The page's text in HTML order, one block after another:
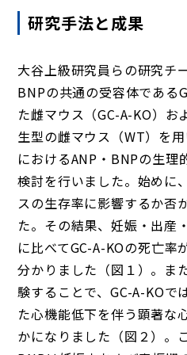
研究手法と成果
大谷上級研究員らの研究チ
BNPの共通の受容体である
た雌マウス（GC-A-KO）お
生型の雌マウス（WT）を
におけるANP・BNPの生理
検討を行いました。始めに
スの生存率に影響するか否
た。その結果、妊娠・出産
に比べてGC-A-KOの死亡率
分かりました（図１）。ま
験することで、GC-A-KOで
た心機能低下を伴う顕著な
かになりました（図２）。